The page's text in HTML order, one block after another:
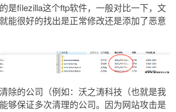
是filezilla这个ftp软件，一般对比一下，文
能很好的找出是正常修改还是添加了恶意
除的公司（例如：沃之涛科技（也就是我
够保证多次清理的公司。因为网站攻击是